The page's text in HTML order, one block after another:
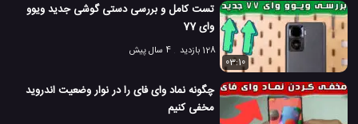
تست کامل و بررسی دستی گوشی جدید ویوو
وای 77
128 بازدید
4 سال پیش
03:10
چگونه نماد وای فای را در نوار وضعیت اندروید
مخفی کنیم